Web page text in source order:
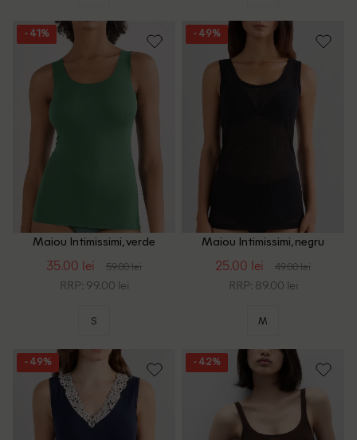
- 41%
Maiou Intimissimi, verde
35.00 lei 59.00 lei
RRP: 99.00 lei
S
- 49%
Maiou Intimissimi, negru
25.00 lei 49.00 lei
RRP: 89.00 lei
M
- 49% - 42%